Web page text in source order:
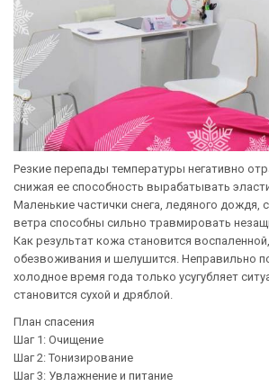
Резкие перепады температуры негативно
снижая ее способность вырабатывать
Маленькие частички снега, ледяного
ветра способны сильно травмировать
Как результат кожа становится
обезвоживания и шелушится. Неправильно
холодное время года только усугубляет
становится сухой и дряблой.
План спасения
Шаг 1: Очищение
Шаг 2: Тонизирование
Шаг 3: Увлажнение и питание